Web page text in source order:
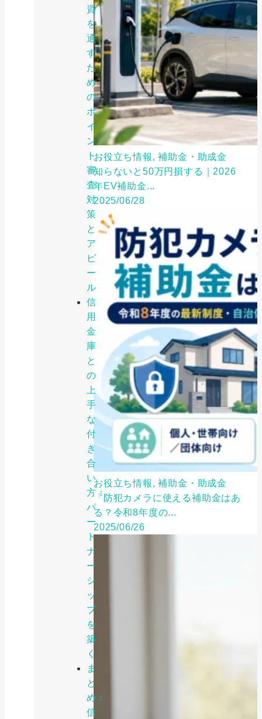
資
を
通
す
た
め
の
ポ
イ
ン
ト：
審
査
対
策
と
ア
ピ
ー
ル
信
用
金
庫
と
の
上
手
な
付
き
合
い
方：
パ
ー
ト
ナ
ー
シ
ッ
プ
を
築
く
ま
と
め：
信
お役立ち情報, 補助金・助成金
知らないと50万円損する｜2026
年EV補助金...
2025/06/28
お役立ち情報, 補助金・助成金
「防犯カメラに使える補助金はあ
る？令和8年度の...
2025/06/26